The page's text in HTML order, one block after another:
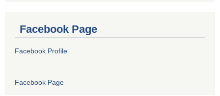
Facebook Page
Facebook Profile
Facebook Page